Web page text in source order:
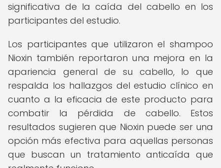
significativa de la caída del cabello en los
participantes del estudio.
Los participantes que utilizaron el shampoo
Nioxin también reportaron una mejora en la
apariencia general de su cabello, lo que
respalda los hallazgos del estudio clínico en
cuanto a la eficacia de este producto para
combatir la pérdida de cabello. Estos
resultados sugieren que Nioxin puede ser una
opción más efectiva para aquellas personas
que buscan un tratamiento anticaída que